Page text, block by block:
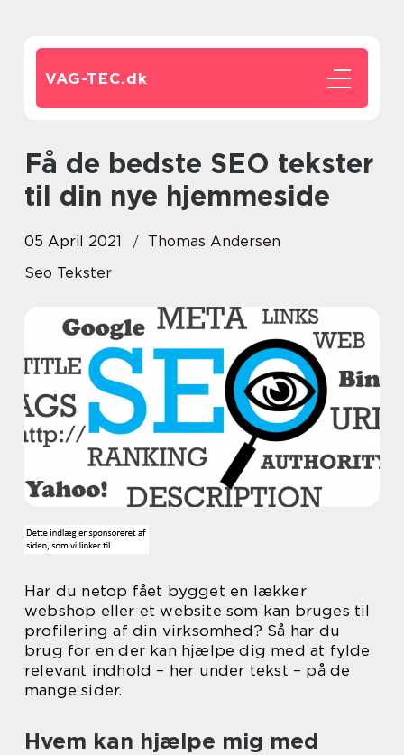
VAG-TEC.dk
Få de bedste SEO tekster
til din nye hjemmeside
05 April 2021
Thomas Andersen
Seo Tekster
Har du netop fået bygget en lækker
webshop eller et website som kan bruges til
profilering af din virksomhed? Så har du
brug for en der kan hjælpe dig med at fylde
relevant indhold – her under tekst – på de
mange sider.
Hvem kan hjælpe mig med